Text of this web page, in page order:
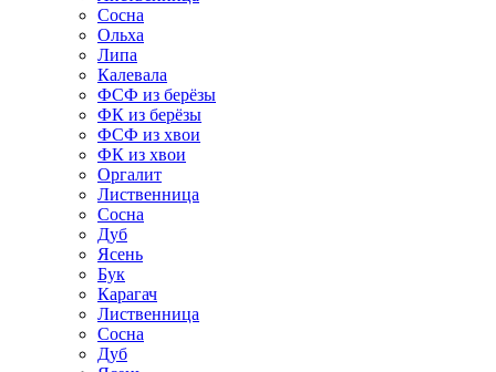
Сосна
Ольха
Липа
Калевала
ФСФ из берёзы
ФК из берёзы
ФСФ из хвои
ФК из хвои
Оргалит
Лиственница
Сосна
Дуб
Ясень
Бук
Карагач
Лиственница
Сосна
Дуб